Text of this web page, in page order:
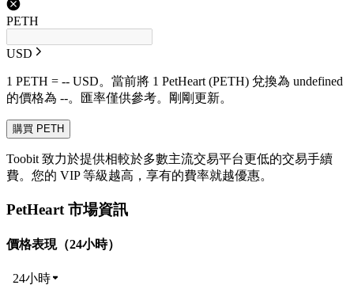
PETH
USD
1 PETH = -- USD。當前將 1 PetHeart (PETH) 兌換為 undefined
的價格為 --。匯率僅供參考。剛剛更新。
購買 PETH
Toobit 致力於提供相較於多數主流交易平台更低的交易手續
費。您的 VIP 等級越高，享有的費率就越優惠。
PetHeart 市場資訊
價格表現（24小時）
24小時